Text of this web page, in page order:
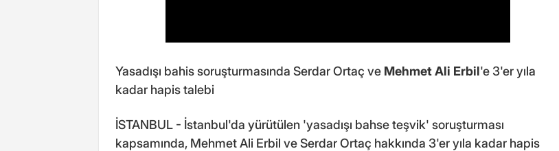
Yasadışı bahis soruşturmasında Serdar Ortaç ve Mehmet Ali Erbil'e 3'er yıla
kadar hapis talebi
İSTANBUL - İstanbul'da yürütülen 'yasadışı bahse teşvik' soruşturması
kapsamında, Mehmet Ali Erbil ve Serdar Ortaç hakkında 3'er yıla kadar hapis